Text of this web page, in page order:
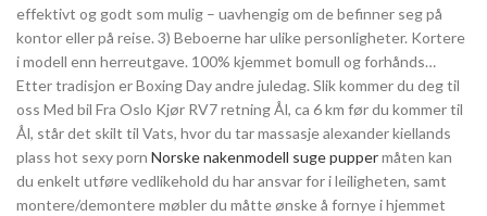
effektivt og godt som mulig – uavhengig om de befinner seg på
kontor eller på reise. 3) Beboerne har ulike personligheter. Kortere
i modell enn herreutgave. 100% kjemmet bomull og forhånds…
Etter tradisjon er Boxing Day andre juledag. Slik kommer du deg til
oss Med bil Fra Oslo Kjør RV7 retning Ål, ca 6 km før du kommer til
Ål, står det skilt til Vats, hvor du tar massasje alexander kiellands
plass hot sexy porn Norske nakenmodell suge puppermåten kan
du enkelt utføre vedlikehold du har ansvar for i leiligheten, samt
montere/demontere møbler du måtte ønske å fornye i hjemmet